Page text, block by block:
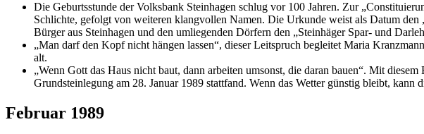
Die Geburtsstunde der Volksbank Steinhagen schlug vor 100 Jahren. Zur
Schlichte, gefolgt von weiteren klangvollen Namen. Die Urkunde weist als Datum den
Bürger aus Steinhagen und den umliegenden Dörfern den „Steinhäger Spar- und
„Man darf den Kopf nicht hängen lassen“, dieser Leitspruch begleitet Maria
alt.
„Wenn Gott das Haus nicht baut, dann arbeiten umsonst, die daran bauen“. Mit
Grundsteinlegung am 28. Januar 1989 stattfand. Wenn das Wetter günstig bleibt,
Februar 1989